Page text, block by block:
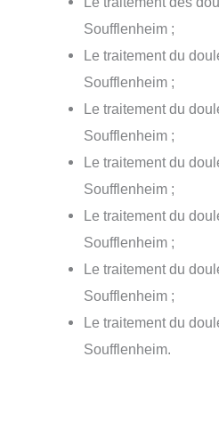
Soufflenheim ;
Le traitement du
Soufflenheim ;
Le traitement du
Soufflenheim ;
Le traitement du
Soufflenheim ;
Le traitement du
Soufflenheim ;
Le traitement du
Soufflenheim ;
Le traitement du
Soufflenheim.